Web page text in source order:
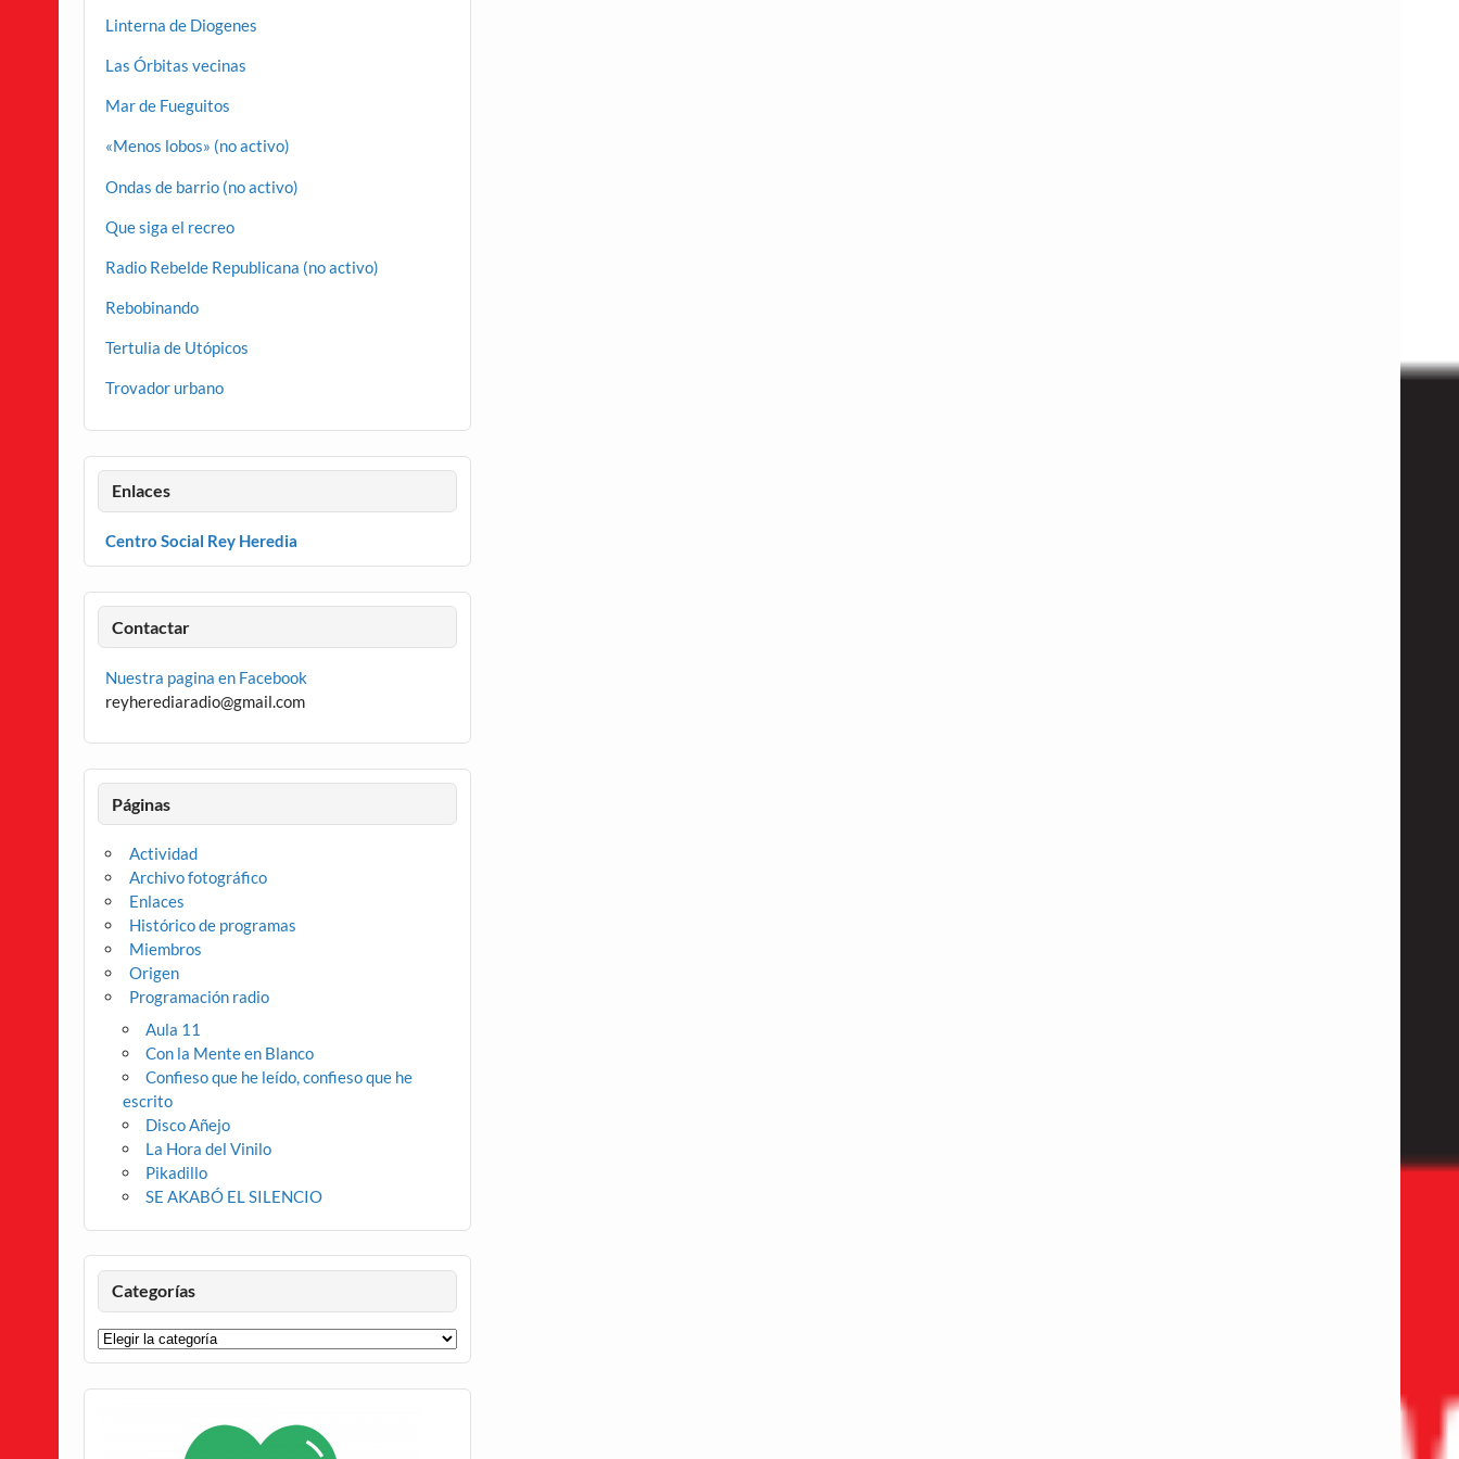
Linterna de Diogenes
Las Órbitas vecinas
Mar de Fueguitos
«Menos lobos» (no activo)
Ondas de barrio (no activo)
Que siga el recreo
Radio Rebelde Republicana (no activo)
Rebobinando
Tertulia de Utópicos
Trovador urbano
Enlaces
Centro Social Rey Heredia
Contactar
Nuestra pagina en Facebook
reyherediaradio@gmail.com
Páginas
Actividad
Archivo fotográfico
Enlaces
Histórico de programas
Miembros
Origen
Programación radio
Aula 11
Con la Mente en Blanco
Confieso que he leído, confieso que he
escrito
Disco Añejo
La Hora del Vinilo
Pikadillo
SE AKABÓ EL SILENCIO
Categorías
Categorías